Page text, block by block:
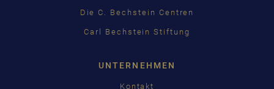
Die C. Bechstein Centren
Carl Bechstein Stiftung
UNTERNEHMEN
Kontakt